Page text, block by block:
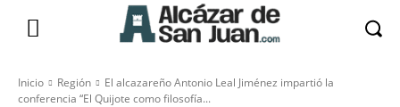
Inicio Región
El alcazareño Antonio Leal Jiménez impartió la
conferencia “El Quijote como filosofía...